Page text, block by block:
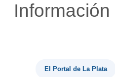
El Portal de La Plata